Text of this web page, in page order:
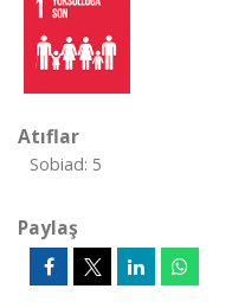
Atıflar
Sobiad: 5
Paylaş